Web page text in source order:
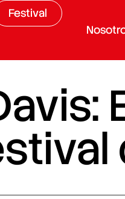
Festival